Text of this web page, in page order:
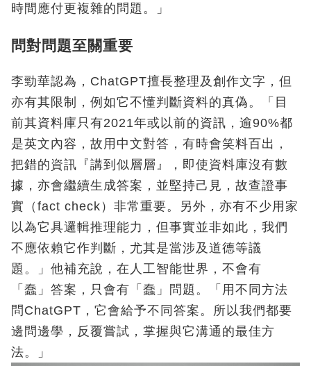
時間應付更複雜的問題。」
問對問題至關重要
李勁華認為，ChatGPT擅長整理及創作文字，但
亦有其限制，例如它不懂判斷資料的真偽。「目
前其資料庫只有2021年或以前的資訊，逾90%都
是英文內容，故用中文對答，有時會笑料百出，
把錯的資訊『講到似層層』，即使資料庫沒有數
據，亦會繼續生成答案，並堅持己見，故查證事
實（fact check）非常重要。另外，亦有不少用家
以為它具邏輯推理能力，但事實並非如此，我們
不應依賴它作判斷，尤其是當涉及道德等議
題。」他補充說，在人工智能世界，不會有
「蠢」答案，只會有「蠢」問題。「用不同方法
問ChatGPT，它會給予不同答案。所以我們都要
邊問邊學，反覆嘗試，掌握與它溝通的最佳方
法。」